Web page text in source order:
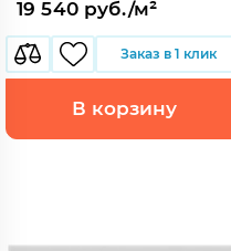
19 540 руб./м²
Заказ в 1 клик
В корзину